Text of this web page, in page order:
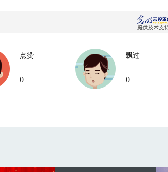
点赞
0
飘过
0